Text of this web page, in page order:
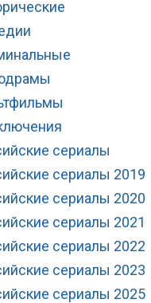
сериалы
сериалы 2019
сериалы 2020
сериалы 2021
сериалы 2022
сериалы 2023
сериалы 2025